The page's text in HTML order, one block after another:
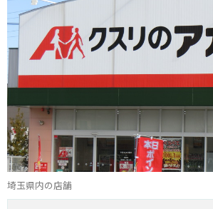
埼玉県内の店舗